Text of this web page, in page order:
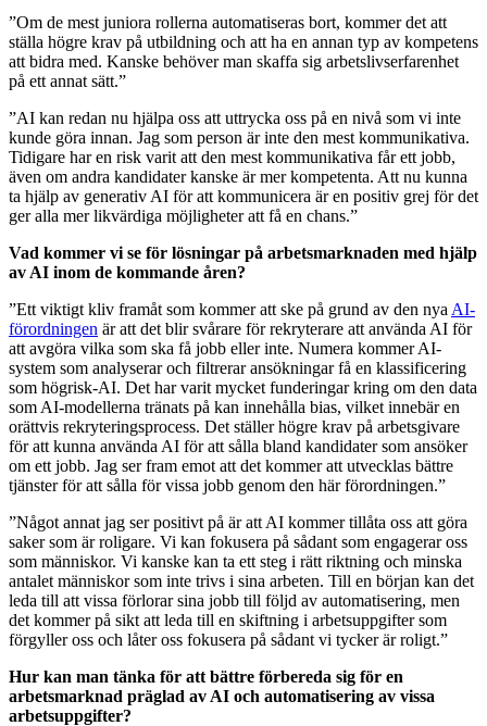
”Om de mest juniora rollerna automatiseras bort, kommer det att
ställa högre krav på utbildning och att ha en annan typ av kompetens
att bidra med. Kanske behöver man skaffa sig arbetslivserfarenhet
på ett annat sätt.”
”AI kan redan nu hjälpa oss att uttrycka oss på en nivå som vi inte
kunde göra innan. Jag som person är inte den mest kommunikativa.
Tidigare har en risk varit att den mest kommunikativa får ett jobb,
även om andra kandidater kanske är mer kompetenta. Att nu kunna
ta hjälp av generativ AI för att kommunicera är en positiv grej för det
ger alla mer likvärdiga möjligheter att få en chans.”
Vad kommer vi se för lösningar på arbetsmarknaden med hjälp
av AI inom de kommande åren?
”Ett viktigt kliv framåt som kommer att ske på grund av den nya AI-
förordningen är att det blir svårare för rekryterare att använda AI för
att avgöra vilka som ska få jobb eller inte. Numera kommer AI-
system som analyserar och filtrerar ansökningar få en klassificering
som högrisk-AI. Det har varit mycket funderingar kring om den data
som AI-modellerna tränats på kan innehålla bias, vilket innebär en
orättvis rekryteringsprocess. Det ställer högre krav på arbetsgivare
för att kunna använda AI för att sålla bland kandidater som ansöker
om ett jobb. Jag ser fram emot att det kommer att utvecklas bättre
tjänster för att sålla för vissa jobb genom den här förordningen.”
”Något annat jag ser positivt på är att AI kommer tillåta oss att göra
saker som är roligare. Vi kan fokusera på sådant som engagerar oss
som människor. Vi kanske kan ta ett steg i rätt riktning och minska
antalet människor som inte trivs i sina arbeten. Till en början kan det
leda till att vissa förlorar sina jobb till följd av automatisering, men
det kommer på sikt att leda till en skiftning i arbetsuppgifter som
förgyller oss och låter oss fokusera på sådant vi tycker är roligt.”
Hur kan man tänka för att bättre förbereda sig för en
arbetsmarknad präglad av AI och automatisering av vissa
arbetsuppgifter?